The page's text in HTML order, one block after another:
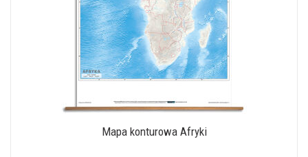
Mapa konturowa Afryki